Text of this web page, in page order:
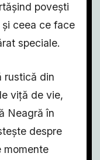
povești
ceea ce face
speciale.
rustică din
viță de vie,
Neagră în
despre
momente